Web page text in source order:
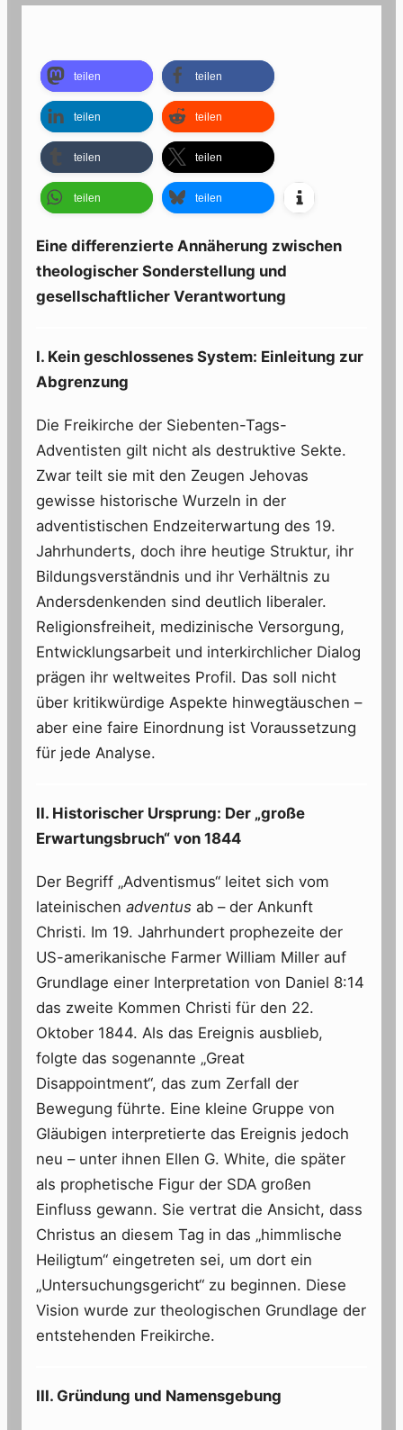
teilen teilen
teilen teilen
teilen teilen
teilen teilen
Eine differenzierte Annäherung zwischen
theologischer Sonderstellung und
gesellschaftlicher Verantwortung
I. Kein geschlossenes System: Einleitung zur
Abgrenzung
Die Freikirche der Siebenten-Tags-
Adventisten gilt nicht als destruktive Sekte.
Zwar teilt sie mit den Zeugen Jehovas
gewisse historische Wurzeln in der
adventistischen Endzeiterwartung des 19.
Jahrhunderts, doch ihre heutige Struktur, ihr
Bildungsverständnis und ihr Verhältnis zu
Andersdenkenden sind deutlich liberaler.
Religionsfreiheit, medizinische Versorgung,
Entwicklungsarbeit und interkirchlicher Dialog
prägen ihr weltweites Profil. Das soll nicht
über kritikwürdige Aspekte hinwegtäuschen –
aber eine faire Einordnung ist Voraussetzung
für jede Analyse.
II. Historischer Ursprung: Der „große
Erwartungsbruch“ von 1844
Der Begriff „Adventismus“ leitet sich vom
lateinischen adventus ab – der Ankunft
Christi. Im 19. Jahrhundert prophezeite der
US-amerikanische Farmer William Miller auf
Grundlage einer Interpretation von Daniel 8:14
das zweite Kommen Christi für den 22.
Oktober 1844. Als das Ereignis ausblieb,
folgte das sogenannte „Great
Disappointment“, das zum Zerfall der
Bewegung führte. Eine kleine Gruppe von
Gläubigen interpretierte das Ereignis jedoch
neu – unter ihnen Ellen G. White, die später
als prophetische Figur der SDA großen
Einfluss gewann. Sie vertrat die Ansicht, dass
Christus an diesem Tag in das „himmlische
Heiligtum“ eingetreten sei, um dort ein
„Untersuchungsgericht“ zu beginnen. Diese
Vision wurde zur theologischen Grundlage der
entstehenden Freikirche.
III. Gründung und Namensgebung